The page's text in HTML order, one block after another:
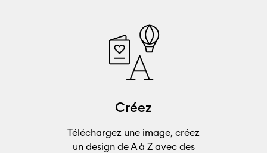
Créez
Téléchargez une image, créez
un design de A à Z avec des